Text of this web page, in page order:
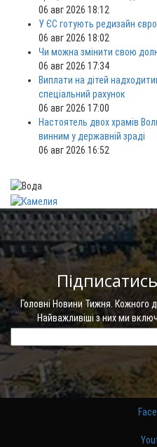
06 авг 2026 18:12
У ЄС готують редизайн євро
06 авг 2026 18:02
Чи можна змінити свою
06 авг 2026 17:34
Виплати на дітей
спеціальний рахунок
06 авг 2026 17:00
Настоятель двох храмів
винним у державній зраді
06 авг 2026 16:52
Головні Новини Тижня. Кожного
Найважливіші з них ми